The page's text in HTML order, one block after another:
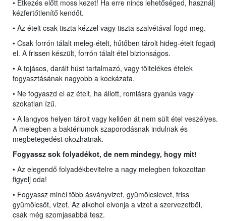
• Étkezés előtt moss kezet! Ha erre nincs lehetőséged, használj
kézfertőtlenítő kendőt.
• Az ételt csak tiszta kézzel vagy tiszta szalvétával fogd meg.
• Csak forrón tálalt meleg-ételt, hűtőben tárolt hideg-ételt fogadj
el. A frissen készült, forrón tálalt étel biztonságos.
• A tojásos, darált húst tartalmazó, vagy töltelékes ételek
fogyasztásának nagyobb a kockázata.
• Ne fogyaszd el az ételt, ha állott, romlásra gyanús vagy
szokatlan ízű.
• A langyos helyen tárolt vagy kellően át nem sült étel veszélyes.
A melegben a baktériumok szaporodásnak indulnak és
megbetegedést okozhatnak.
Fogyassz sok folyadékot, de nem mindegy, hogy mit!
• Az elegendő folyadékbevitelre a nagy melegben fokozottan
figyelj oda!
• Fogyassz minél több ásványvizet, gyümölcslevet, friss
gyümölcsöt, vizet. Az alkohol elvonja a vizet a szervezetből,
csak még szomjasabbá tesz.